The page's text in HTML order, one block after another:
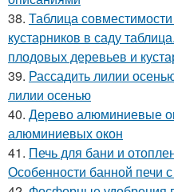
38. Таблица
кустарников в саду
плодовых деревьев и
39. Рассадить лилии
лилии осенью
40. Дерево алюминиевые
алюминиевых окон
41. Печь для бани и
Особенности банной печи